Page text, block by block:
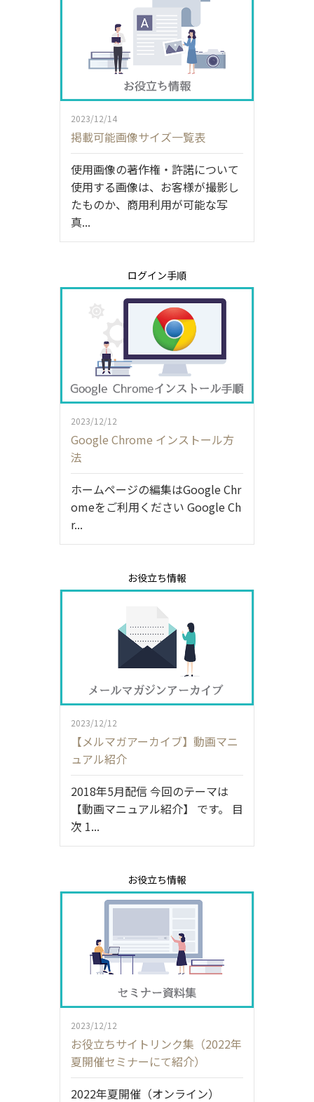
2023/12/14
掲載可能画像サイズ一覧表
使用画像の著作権・許諾について
使用する画像は、お客様が撮影し
たものか、商用利用が可能な写
真...
ログイン手順
2023/12/12
Google Chrome インストール方
法
ホームページの編集はGoogle Chr
omeをご利用ください Google Ch
r...
お役立ち情報
2023/12/12
【メルマガアーカイブ】動画マニ
ュアル紹介
2018年5月配信 今回のテーマは
【動画マニュアル紹介】 です。 目
次 1...
お役立ち情報
2023/12/12
お役立ちサイトリンク集（2022年
夏開催セミナーにて紹介）
2022年夏開催（オンライン）